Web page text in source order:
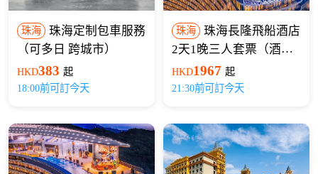
珠海
珠海定制包車服務
（可多日 跨城市）
HKD383 起
18:00前可訂今天
珠海
珠海長隆飛船酒店
2天1晚三人套票（酒店
+飛船樂園）
HKD1967 起
21:30前可訂今天